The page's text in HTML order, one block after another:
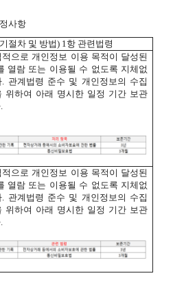
사항
절차 및 방법) 1 항 관련법령
으로 개인정보 이용 목적이 달성된
열람 또는 이용될 수 없도록 지체없
관계법령 준수 및 개인정보의 수집
위하여 아래 명시한 일정 기간 보관
.
으로 개인정보 이용 목적이 달성된
열람 또는 이용될 수 없도록 지체없
관계법령 준수 및 개인정보의 수집
위하여 아래 명시한 일정 기간 보관
.